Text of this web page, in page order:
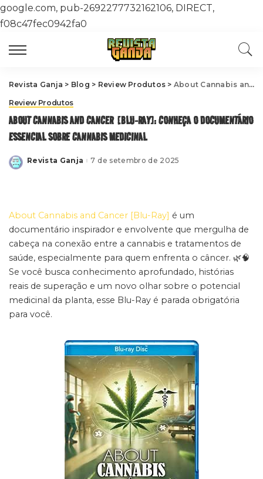
google.com, pub-2692277732162106, DIRECT,
f08c47fec0942fa0
Revista Ganja > Blog > Review Produtos > About Cannabis and Cancer [Blu-Ray]: Conheça o Documentário Essencial sobre Cannabis Medicinal
Review Produtos
ABOUT CANNABIS AND CANCER [BLU-RAY]: CONHEÇA O DOCUMENTÁRIO
ESSENCIAL SOBRE CANNABIS MEDICINAL
Posted
Revista Ganja 7 de setembro de 2025
About Cannabis and Cancer [Blu-Ray] é um
documentário inspirador e envolvente que mergulha de
cabeça na conexão entre a cannabis e tratamentos de
saúde, especialmente para quem enfrenta o câncer. 🌿🧠
Se você busca conhecimento aprofundado, histórias
reais de superação e um novo olhar sobre o potencial
medicinal da planta, esse Blu-Ray é parada obrigatória
para você.